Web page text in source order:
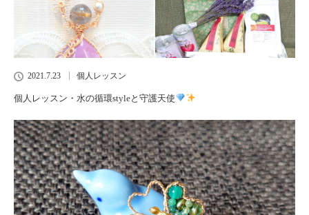
2021.7.23 個人レッスン
個人レッスン・水の循環styleと守護天使